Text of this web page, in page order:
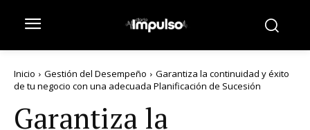
Inicio Gestión del Desempeño
Garantiza la continuidad y éxito
de tu negocio con una adecuada Planificación de Sucesión
Garantiza la